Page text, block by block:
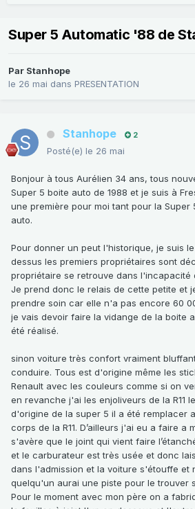
Super 5 Automatic '88 de
Par Stanhope
le 26 mai dans PRESENTATION
Stanhope 2
Posté(e) le 26 mai
Bonjour à tous Aurélien 34 ans, tous
Super 5 boite auto de 1988 et je suis à
une première pour moi tant pour la Super
auto.
Pour donner un peut l'historique, je suis
dessus les premiers propriétaires sont
propriétaire se retrouve dans l'incapacité
Je prend donc le relais de cette petite et
prendre soin car elle n'a pas encore 60
je vais devoir faire la vidange de la boite
été réalisé.
sinon voiture très confort vraiment
conduire. Tous est d'origine même les
Renault avec les couleurs comme si on
en revanche j'ai les enjoliveurs de la R11
d'origine de la super 5 il a été remplacer
corps de la R11. D’ailleurs j'ai eu a faire a
s'avère que le joint qui vient faire
et le carburateur est très usée et donc
dans l'admission et la voiture s'étouffe et
quelqu'un aurai une piste pour le trouver
Pour le moment avec mon père on a